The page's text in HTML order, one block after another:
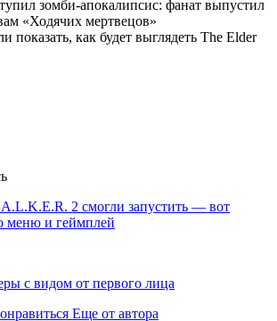
зомби-апокалипсис: фанат выпустил
«Ходячих мертвецов»
показать, как будет выглядеть The Elder
2 смогли запустить — вот
меню и геймплей
с видом от первого лица
Еще от автора